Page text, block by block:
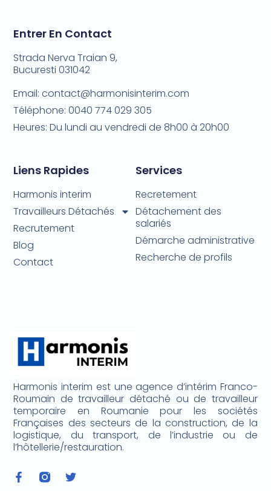
Harmonis interim est une agence d’intérim Franco-
Roumain de travailleur détaché ou de travailleur
temporaire en Roumanie pour les sociétés
Françaises des secteurs de la construction, de la
logistique, du transport, de l’industrie ou de
l’hôtellerie/restauration.
Services
Recretement
Détachement des
salariés
Démarche administrative
Recherche de profils
Liens Rapides
Harmonis interim
Travailleurs Détachés
Recrutement
Blog
Contact
Entrer En Contact
Strada Nerva Traian 9,
Bucuresti 031042
Email: contact@harmonisinterim.com
Téléphone: 0040 774 029 305
Heures: Du lundi au vendredi de 8h00 à 20h00